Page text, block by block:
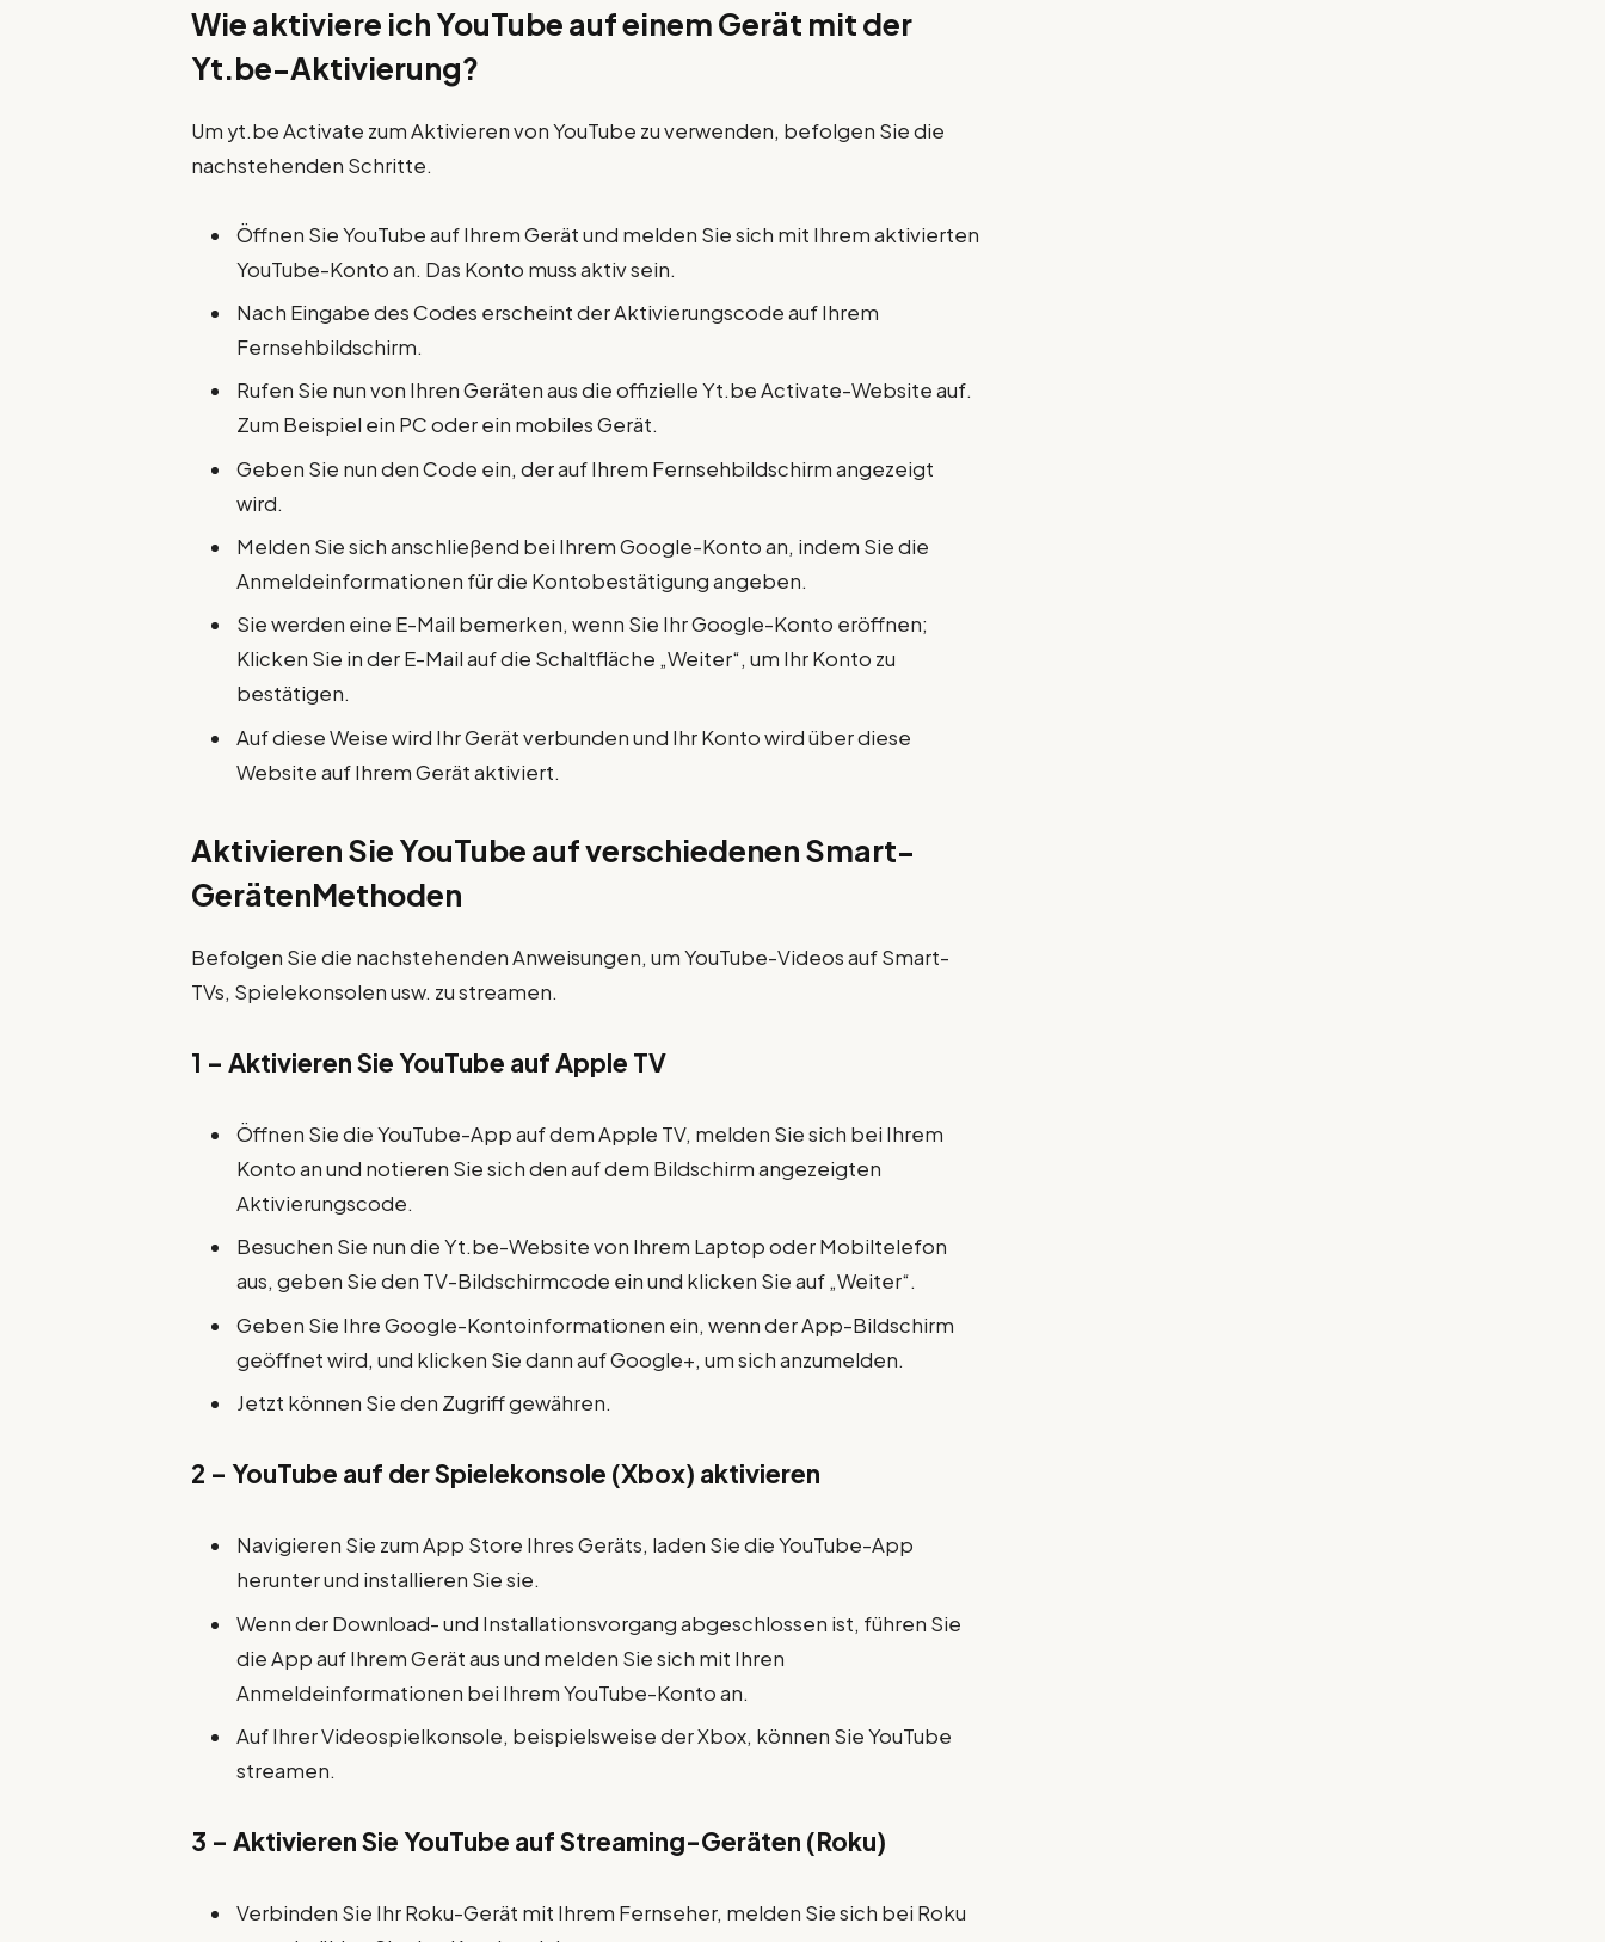
Wie aktiviere ich YouTube auf einem Gerät mit der
Yt.be-Aktivierung?
Um yt.be Activate zum Aktivieren von YouTube zu verwenden, befolgen Sie die
nachstehenden Schritte.
Öffnen Sie YouTube auf Ihrem Gerät und melden Sie sich mit Ihrem aktivierten
YouTube-Konto an. Das Konto muss aktiv sein.
Nach Eingabe des Codes erscheint der Aktivierungscode auf Ihrem
Fernsehbildschirm.
Rufen Sie nun von Ihren Geräten aus die offizielle Yt.be Activate-Website auf.
Zum Beispiel ein PC oder ein mobiles Gerät.
Geben Sie nun den Code ein, der auf Ihrem Fernsehbildschirm angezeigt
wird.
Melden Sie sich anschließend bei Ihrem Google-Konto an, indem Sie die
Anmeldeinformationen für die Kontobestätigung angeben.
Sie werden eine E-Mail bemerken, wenn Sie Ihr Google-Konto eröffnen;
Klicken Sie in der E-Mail auf die Schaltfläche „Weiter“, um Ihr Konto zu
bestätigen.
Auf diese Weise wird Ihr Gerät verbunden und Ihr Konto wird über diese
Website auf Ihrem Gerät aktiviert.
Aktivieren Sie YouTube auf verschiedenen Smart-
GerätenMethoden
Befolgen Sie die nachstehenden Anweisungen, um YouTube-Videos auf Smart-
TVs, Spielekonsolen usw. zu streamen.
1 – Aktivieren Sie YouTube auf Apple TV
Öffnen Sie die YouTube-App auf dem Apple TV, melden Sie sich bei Ihrem
Konto an und notieren Sie sich den auf dem Bildschirm angezeigten
Aktivierungscode.
Besuchen Sie nun die Yt.be-Website von Ihrem Laptop oder Mobiltelefon
aus, geben Sie den TV-Bildschirmcode ein und klicken Sie auf „Weiter“.
Geben Sie Ihre Google-Kontoinformationen ein, wenn der App-Bildschirm
geöffnet wird, und klicken Sie dann auf Google+, um sich anzumelden.
Jetzt können Sie den Zugriff gewähren.
2 – YouTube auf der Spielekonsole (Xbox) aktivieren
Navigieren Sie zum App Store Ihres Geräts, laden Sie die YouTube-App
herunter und installieren Sie sie.
Wenn der Download- und Installationsvorgang abgeschlossen ist, führen Sie
die App auf Ihrem Gerät aus und melden Sie sich mit Ihren
Anmeldeinformationen bei Ihrem YouTube-Konto an.
Auf Ihrer Videospielkonsole, beispielsweise der Xbox, können Sie YouTube
streamen.
3 – Aktivieren Sie YouTube auf Streaming-Geräten (Roku)
Verbinden Sie Ihr Roku-Gerät mit Ihrem Fernseher, melden Sie sich bei Roku